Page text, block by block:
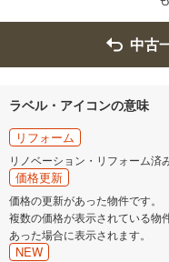
中古
ラベル・アイコンの意味
リフォーム
リノベーション・リフォーム済
価格更新
価格の更新があった物件です。
複数の価格が表示されている物
あった場合に表示されます。
NEW